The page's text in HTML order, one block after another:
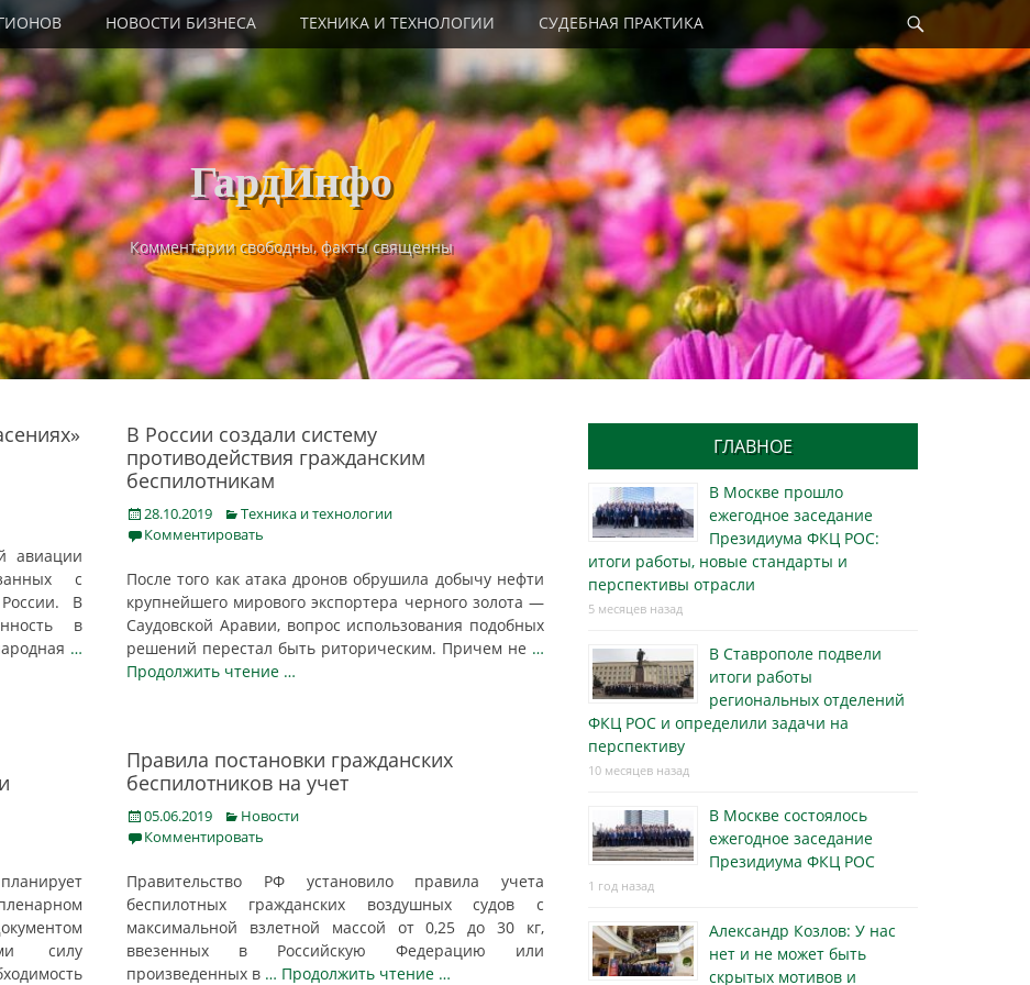
НОВОСТИ БИЗНЕСА ТЕХНИКА И ТЕХНОЛОГИИ СУДЕБНАЯ ПРАКТИКА
Найти
ГардИнфо
Комментарии свободны, факты священны
авиации
с
В
в
…
В России создали систему
противодействия гражданским
беспилотникам
Posted
on
28.10.2019 Categories
Техника и технологии
Комментировать
После того как атака дронов обрушила добычу нефти
крупнейшего мирового экспортера черного золота —
Саудовской Аравии, вопрос использования подобных
решений перестал быть риторическим. Причем не …
Продолжить чтение …
силу
Правила постановки гражданских
беспилотников на учет
Posted
on
05.06.2019 Categories
Новости
Комментировать
Правительство РФ установило правила учета
беспилотных гражданских воздушных судов с
максимальной взлетной массой от 0,25 до 30 кг,
ввезенных в Российскую Федерацию или
произведенных в … Продолжить чтение …
ГЛАВНОЕ
В Москве прошло
ежегодное заседание
Президиума ФКЦ РОС:
итоги работы, новые стандарты и
перспективы отрасли
5 месяцев назад
В Ставрополе подвели
итоги работы
региональных отделений
ФКЦ РОС и определили задачи на
перспективу
10 месяцев назад
В Москве состоялось
ежегодное заседание
Президиума ФКЦ РОС
1 год назад
Александр Козлов: У нас
нет и не может быть
скрытых мотивов и